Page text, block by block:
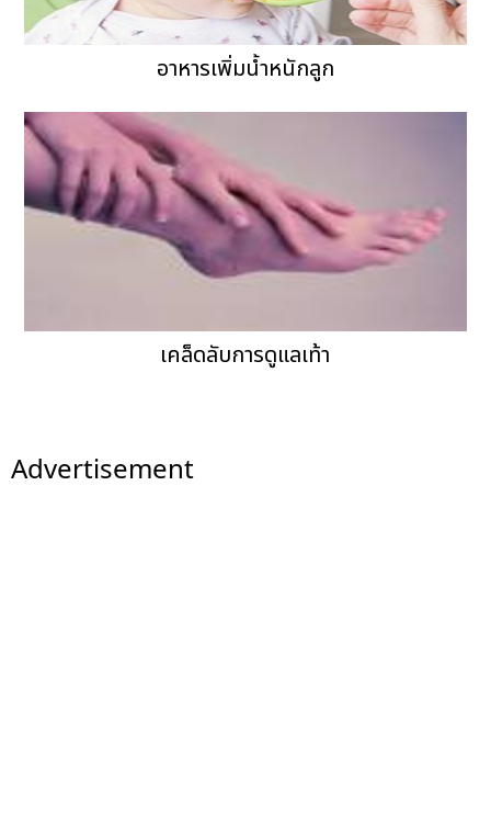
อาหารเพิ่มน้ำหนักลูก
เคล็ดลับการดูแลเท้า
Advertisement